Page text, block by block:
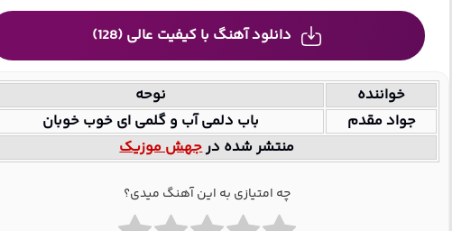
دانلود آهنگ با کیفیت عالی (128)
خواننده
نوحه
جواد مقدم
باب دلمی آب و گلمی ای خوب خوبان
منتشر شده درجهش موزیک
چه امتیازی به این آهنگ میدی؟